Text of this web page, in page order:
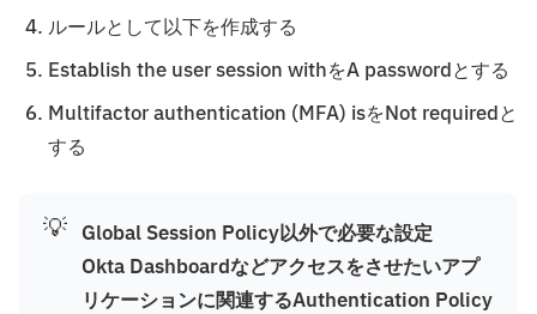
ルールとして以下を作成する
Establish the user session withをA passwordとする
Multifactor authentication (MFA) isをNot requiredと
する
💡 Global Session Policy以外で必要な設定
Okta Dashboardなどアクセスをさせたいアプ
リケーションに関連するAuthentication Policy